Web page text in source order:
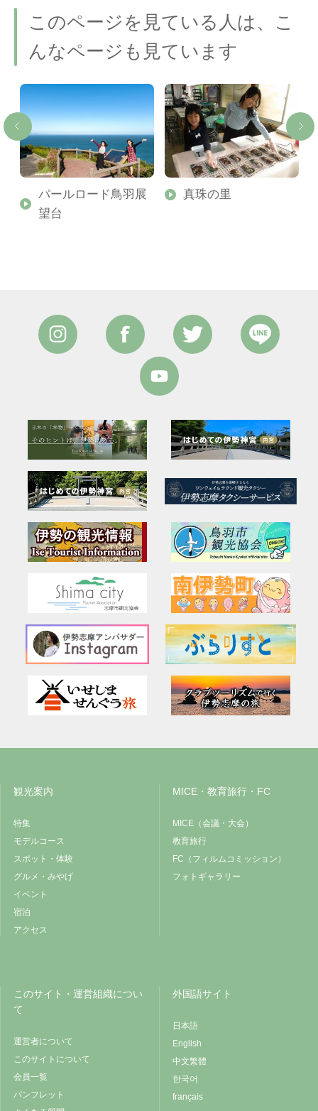
このページを見ている人は、こ
んなページも見ています
パールロード鳥羽展
望台
真珠の里
観光案内
特集
モデルコース
スポット・体験
グルメ・みやげ
イベント
宿泊
アクセス
MICE・教育旅行・FC
MICE（会議・大会）
教育旅行
FC（フィルムコミッション）
フォトギャラリー
このサイト・運営組織につい
て
運営者について
このサイトについて
会員一覧
パンフレット
外国語サイト
日本語
English
中文繁體
한국어
français